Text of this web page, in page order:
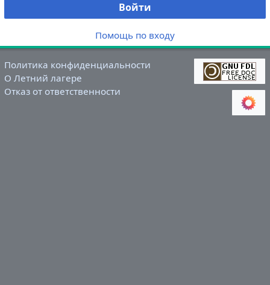
Войти
Помощь по входу
Политика конфиденциальности
О Летний лагере
Отказ от ответственности